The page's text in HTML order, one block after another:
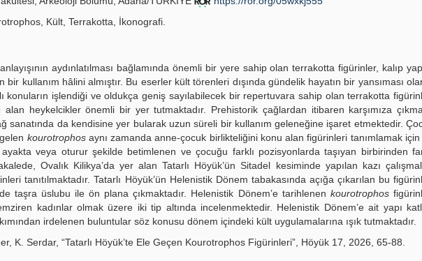
Kült, Terrakotta, İkonografi.
aydınlatılması bağlamında önemli bir yere sahip olan terrakotta figürinler, kalıp
kullanım hâlini almıştır. Bu eserler kült törenleri dışında gündelik hayatın bir yansıması
konuların işlendiği ve oldukça geniş sayılabilecek bir repertuvara sahip olan terrakotta
heykelcikler önemli bir yer tutmaktadır. Prehistorik çağlardan itibaren karşımıza
sanatında da kendisine yer bularak uzun süreli bir kullanım geleneğine işaret etmektedir.
kourotrophosaynı zamanda anne-çocuk birlikteliğini konu alan figürinleri tanımlamak için
ayakta veya oturur şekilde betimlenen ve çocuğu farklı pozisyonlarda taşıyan birbirinden
Ovalık Kilikya’da yer alan Tatarlı Höyük’ün Sitadel kesiminde yapılan kazı
tanıtılmaktadır. Tatarlı Höyük’ün Helenistik Dönem tabakasında açığa çıkarılan bu
taşra üslubu ile ön plana çıkmaktadır. Helenistik Dönem’e tarihlenen kourotrophos
kadınlar olmak üzere iki tip altında incelenmektedir. Helenistik Dönem’e ait yapı
irdelenen buluntular söz konusu dönem içindeki kült uygulamalarına ışık tutmaktadır.
K. Serdar, “Tatarlı Höyük’te Ele Geçen Kourotrophos Figürinleri”, Höyük 17, 2026, 65-88.